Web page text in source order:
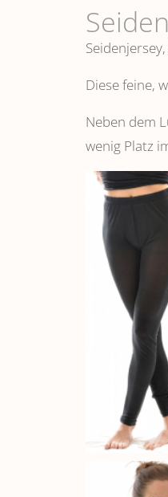
Diese feine,
Neben dem
wenig Platz